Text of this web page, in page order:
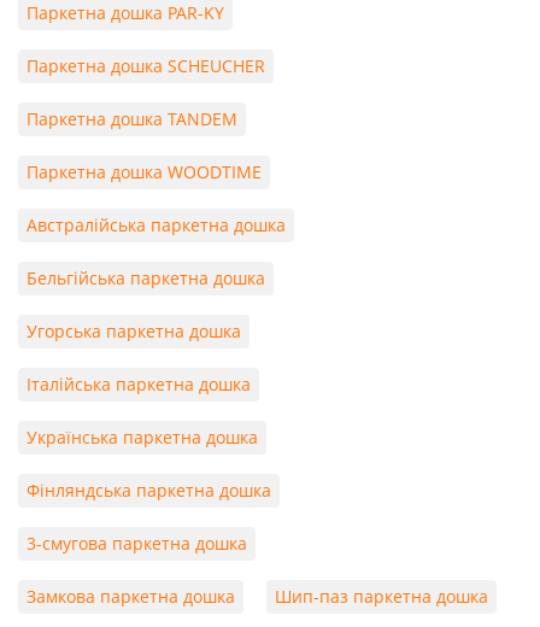
Паркетна дошка PAR-KY
Паркетна дошка SCHEUCHER
Паркетна дошка TANDEM
Паркетна дошка WOODTIME
Австралійська паркетна дошка
Бельгійська паркетна дошка
Угорська паркетна дошка
Італійська паркетна дошка
Українська паркетна дошка
Фінляндська паркетна дошка
3-смугова паркетна дошка
Замкова паркетна дошка Шип-паз паркетна дошка